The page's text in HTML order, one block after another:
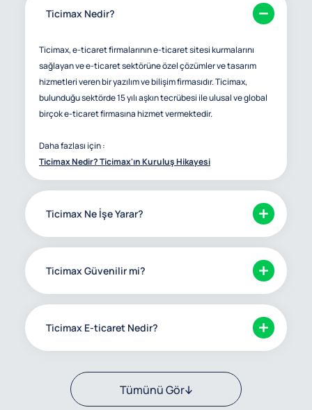
Ticimax Nedir?
Ticimax, e-ticaret firmalarının e-ticaret sitesi kurmalarını
sağlayan ve e-ticaret sektörüne özel çözümler ve tasarım
hizmetleri veren bir yazılım ve bilişim firmasıdır. Ticimax,
bulunduğu sektörde 15 yılı aşkın tecrübesi ile ulusal ve global
birçok e-ticaret firmasına hizmet vermektedir.
Daha fazlası için :
Ticimax Nedir? Ticimax'ın Kuruluş Hikayesi
Ticimax Ne İşe Yarar?
Ticimax Güvenilir mi?
Ticimax E-ticaret Nedir?
Tümünü Gör